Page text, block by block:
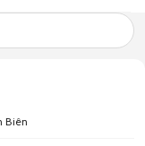
Biên